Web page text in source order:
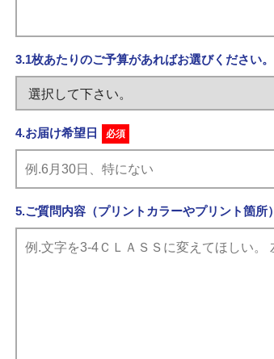
3.1枚あたりのご予算があればお選びください。
4.お届け希望日 必須
5.ご質問内容（プリントカラーやプリント箇所）